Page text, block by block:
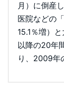
月）に倒産
医院などの
15.1％増）
以降の20年
り、2009年